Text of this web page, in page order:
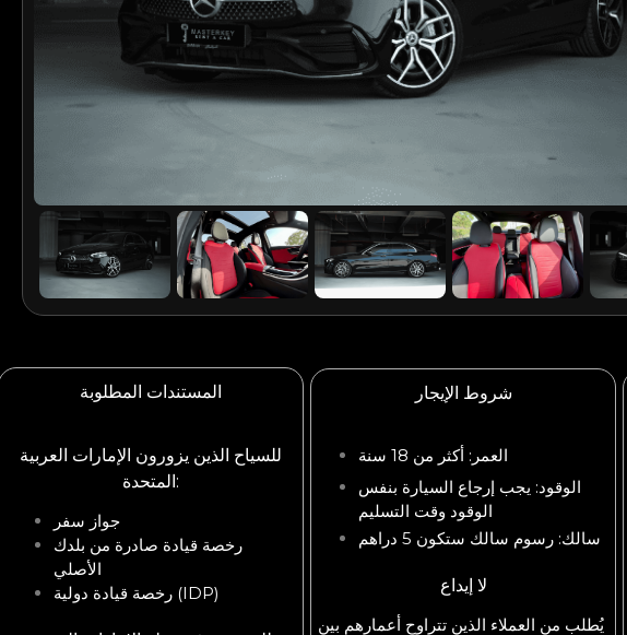
المستندات المطلوبة
للسياح الذين يزورون الإمارات العربية
المتحدة:
جواز سفر
رخصة قيادة صادرة من بلدك
الأصلي
رخصة قيادة دولية (IDP)
شروط الإيجار
العمر: أكثر من 18 سنة
الوقود: يجب إرجاع السيارة بنفس
الوقود وقت التسليم
سالك: رسوم سالك ستكون 5 دراهم
لا إيداع
يُطلب من العملاء الذين تتراوح أعمارهم بين